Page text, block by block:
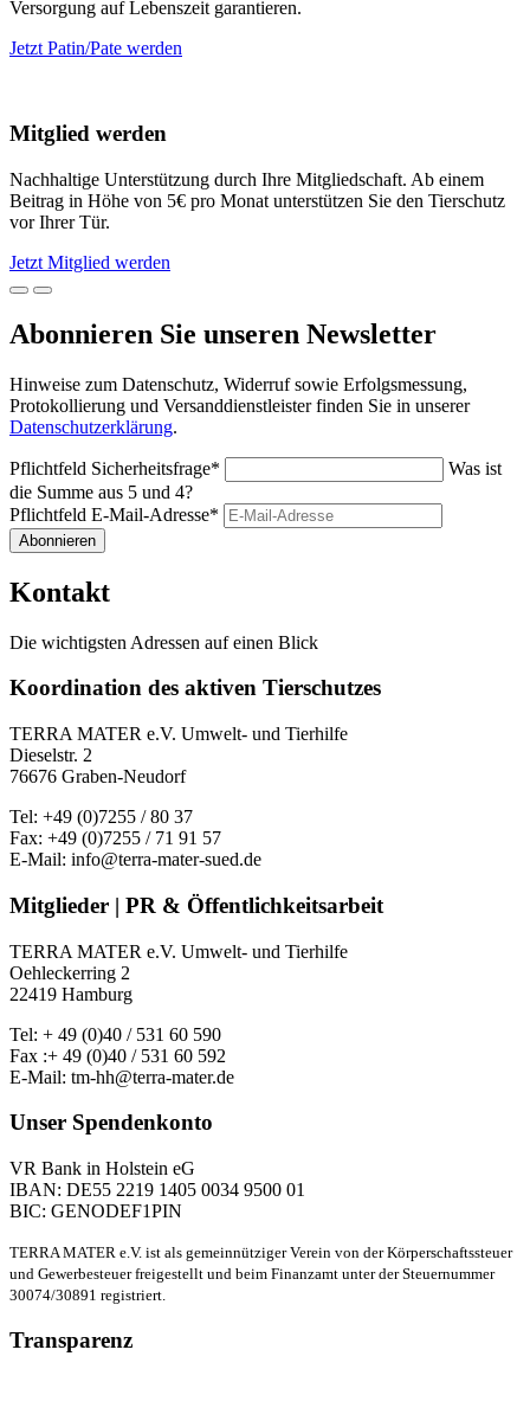
Versorgung auf Lebenszeit garantieren.
Jetzt Patin/Pate werden
Mitglied werden
Nachhaltige Unterstützung durch Ihre Mitgliedschaft. Ab einem
Beitrag in Höhe von 5€ pro Monat unterstützen Sie den Tierschutz
vor Ihrer Tür.
Jetzt Mitglied werden
Abonnieren Sie unseren Newsletter
Hinweise zum Datenschutz, Widerruf sowie Erfolgsmessung,
Protokollierung und Versanddienstleister finden Sie in unserer
Datenschutzerklärung.
Pflichtfeld Sicherheitsfrage*
Was ist
die Summe aus 5 und 4?
Pflichtfeld E-Mail-Adresse*
Abonnieren
Kontakt
Die wichtigsten Adressen auf einen Blick
Koordination des aktiven Tierschutzes
TERRA MATER e.V. Umwelt- und Tierhilfe
Dieselstr. 2
76676 Graben-Neudorf
Tel: +49 (0)7255 / 80 37
Fax: +49 (0)7255 / 71 91 57
E-Mail: info@terra-mater-sued.de
Mitglieder | PR & Öffentlichkeitsarbeit
TERRA MATER e.V. Umwelt- und Tierhilfe
Oehleckerring 2
22419 Hamburg
Tel: + 49 (0)40 / 531 60 590
Fax :+ 49 (0)40 / 531 60 592
E-Mail: tm-hh@terra-mater.de
Unser Spendenkonto
VR Bank in Holstein eG
IBAN: DE55 2219 1405 0034 9500 01
BIC: GENODEF1PIN
TERRA MATER e.V. ist als gemeinnütziger Verein von der Körperschaftssteuer
und Gewerbesteuer freigestellt und beim Finanzamt unter der Steuernummer
30074/30891 registriert.
Transparenz